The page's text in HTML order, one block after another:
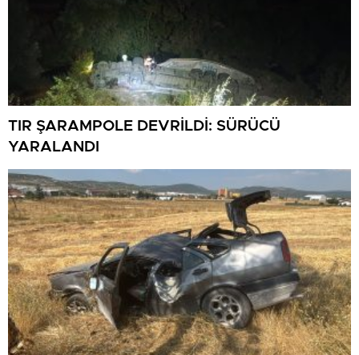
TIR ŞARAMPOLE DEVRİLDİ: SÜRÜCÜ
YARALANDI